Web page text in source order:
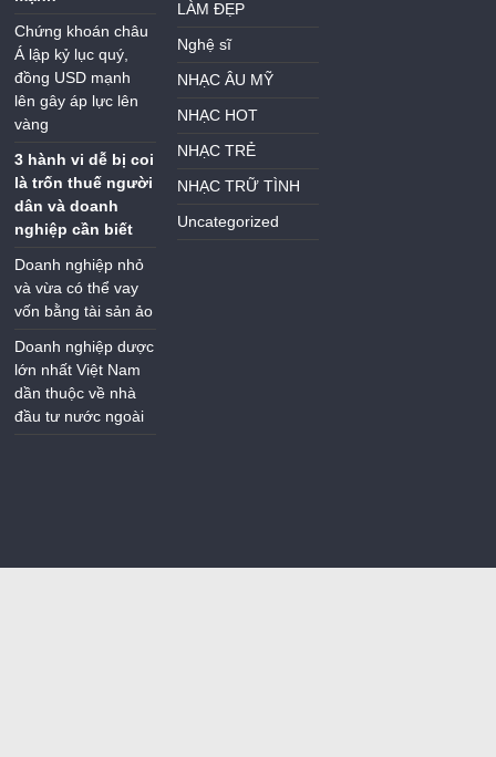
Chứng khoán châu
Á lập kỷ lục quý,
đồng USD mạnh
lên gây áp lực lên
vàng
3 hành vi dễ bị coi
là trốn thuế người
dân và doanh
nghiệp cần biết
Doanh nghiệp nhỏ
và vừa có thể vay
vốn bằng tài sản ảo
Doanh nghiệp dược
lớn nhất Việt Nam
dần thuộc về nhà
đầu tư nước ngoài
LÀM ĐẸP
Nghệ sĩ
NHẠC ÂU MỸ
NHẠC HOT
NHẠC TRẺ
NHẠC TRỮ TÌNH
Uncategorized